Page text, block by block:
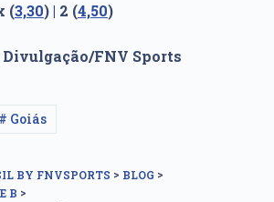
(3,30) | 2 (4,50)
Divulgação/FNV Sports
# Goiás
BY FNVSPORTS > BLOG >
B >